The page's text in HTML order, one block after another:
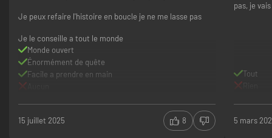
Je peux refaire l'histoire en boucle je ne me lasse pas
Je le conseille a tout le monde
Monde ouvert
Énormément de quête
Facile a prendre en main
15 juillet 2025 8
pas, je
Tout
5 mars